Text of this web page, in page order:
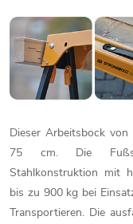
Dieser Arbeitsbock
75 cm. Die
Stahlkonstruktion mit
bis zu 900 kg bei
Transportieren. Die